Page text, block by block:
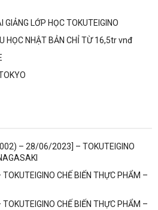
LỚP HỌC TOKUTEIGINO
HỌC NHẬT BẢN CHỈ TỪ 16,5tr vnđ
– 28/06/2023] – TOKUTEIGINO
CHẾ BIẾN THỰC PHẨM –
CHẾ BIẾN THỰC PHẨM –